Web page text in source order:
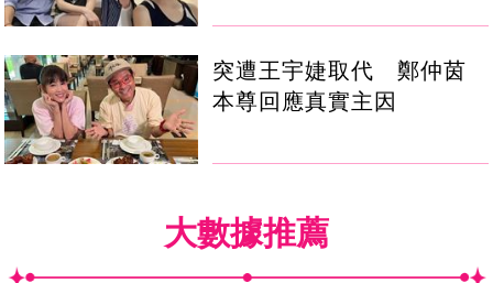
突遭王宇婕取代 鄭仲茵
本尊回應真實主因
大數據推薦